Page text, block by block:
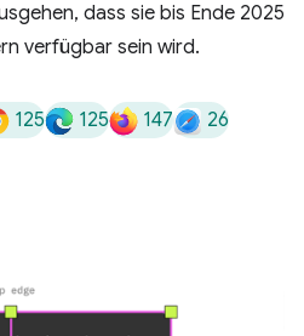
dass sie bis Ende 2025
verfügbar sein wird.
125 125 147 26